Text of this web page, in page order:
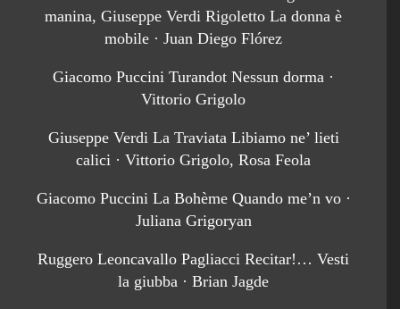
manina, Giuseppe Verdi Rigoletto La donna è
mobile · Juan Diego Flórez
Giacomo Puccini Turandot Nessun dorma ·
Vittorio Grigolo
Giuseppe Verdi La Traviata Libiamo ne’ lieti
calici · Vittorio Grigolo, Rosa Feola
Giacomo Puccini La Bohème Quando me’n vo ·
Juliana Grigoryan
Ruggero Leoncavallo Pagliacci Recitar!… Vesti
la giubba · Brian Jagde